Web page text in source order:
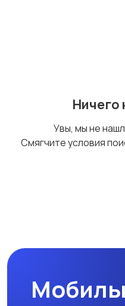
Медицина
Ничего
Увы, мы не
Смягчите условия